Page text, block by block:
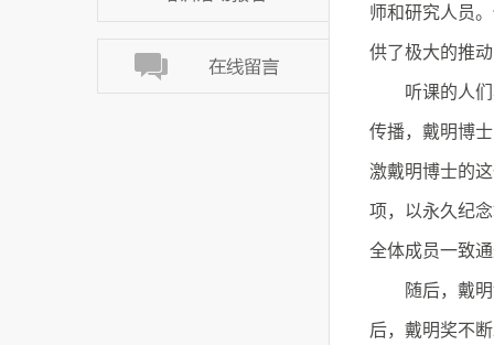
师和研究人员
供了极大的推
听课的人们将
传播，戴明博
激戴明博士的
项，以永久纪
全体成员一致
随后，戴明博
后，戴明奖不